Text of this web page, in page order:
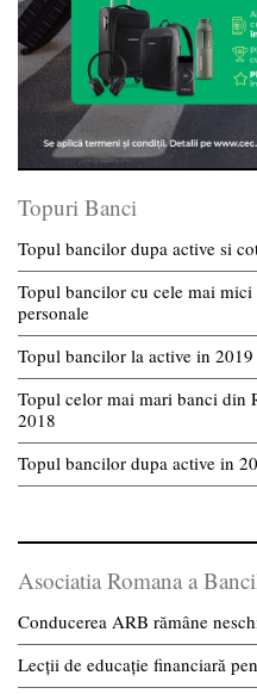
Topuri Banci
Topul bancilor dupa active si
Topul bancilor cu cele mai
personale
Topul bancilor la active in 2019
Topul celor mai mari banci din
2018
Topul bancilor dupa active in
Asociatia Romana a
Conducerea ARB rămâne
Lecții de educație financiară